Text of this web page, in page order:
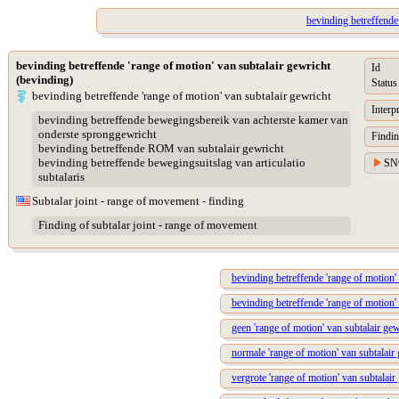
bevinding
bevinding betreffende 'range of motion' van subtalair gewricht
(bevinding)
bevinding betreffende 'range of motion' van subtalair gewricht
bevinding betreffende bewegingsbereik van achterste kamer van
onderste spronggewricht
bevinding betreffende ROM van subtalair gewricht
bevinding betreffende bewegingsuitslag van articulatio
subtalaris
Subtalar joint - range of movement - finding
Finding of subtalar joint - range of movement
Id
Status
bevinding betreffende 'range of
bevinding betreffende 'range of
geen 'range of motion' van subtalair
normale 'range of motion' van subtalair
vergrote 'range of motion' van subtalair